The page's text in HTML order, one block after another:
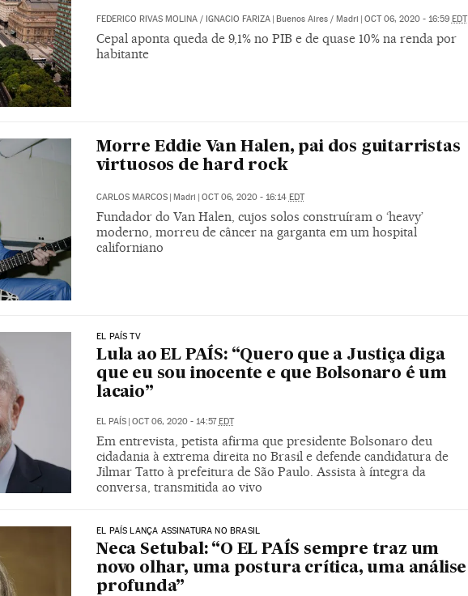
FEDERICO RIVAS MOLINA/ IGNACIO FARIZA | Buenos Aires / Madri | OCT 06, 2020 - 16:59 EDT
Cepal aponta queda de 9,1% no PIB e de quase 10% na renda por
habitante
Morre Eddie Van Halen, pai dos guitarristas
virtuosos de hard rock
CARLOS MARCOS | Madri | OCT 06, 2020 - 16:14 EDT
Fundador do Van Halen, cujos solos construíram o ‘heavy’
moderno, morreu de câncer na garganta em um hospital
californiano
EL PAÍS TV
Lula ao EL PAÍS: “Quero que a Justiça diga
que eu sou inocente e que Bolsonaro é um
lacaio”
EL PAÍS | OCT 06, 2020 - 14:57EDT
Em entrevista, petista afirma que presidente Bolsonaro deu
cidadania à extrema direita no Brasil e defende candidatura de
Jilmar Tatto à prefeitura de São Paulo. Assista à íntegra da
conversa, transmitida ao vivo
EL PAÍS LANÇA ASSINATURA NO BRASIL
Neca Setubal: “O EL PAÍS sempre traz um
novo olhar, uma postura crítica, uma análise
profunda”